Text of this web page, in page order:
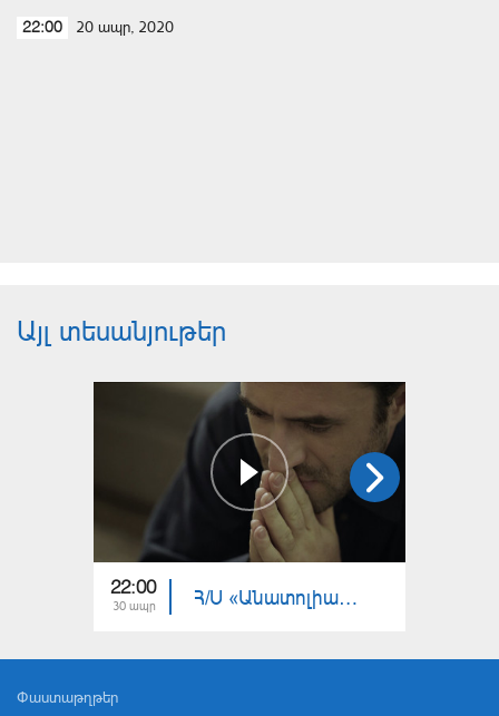
22:00 20 ապր, 2020
Այլ տեսանյութեր
22:00
30 ապր Հ/Ս «Անատոլիական պատմություն» (մաս 16)
Փաստաթղթեր